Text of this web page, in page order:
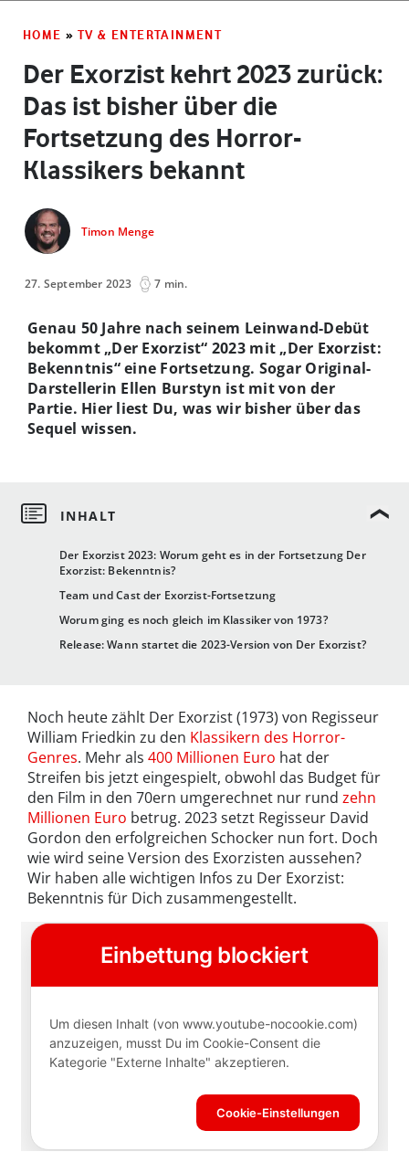
HOME » TV & ENTERTAINMENT
Der Exorzist kehrt 2023 zurück:
Das ist bisher über die
Fortsetzung des Horror-
Klassikers bekannt
Timon Menge
27. September 2023 7 min.
Der Exorzist 2023: Worum geht es in der Fortsetzung Der
Exorzist: Bekenntnis?
Team und Cast der Exorzist-Fortsetzung
Worum ging es noch gleich im Klassiker von 1973?
Release: Wann startet die 2023-Version von Der Exorzist?
Genau 50 Jahre nach seinem Leinwand-Debüt
bekommt „Der Exorzist“ 2023 mit „Der Exorzist:
Bekenntnis“ eine Fortsetzung. Sogar Original-
Darstellerin Ellen Burstyn ist mit von der
Partie. Hier liest Du, was wir bisher über das
Sequel wissen.
Noch heute zählt Der Exorzist (1973) von Regisseur
William Friedkin zu den Klassikern des Horror-
Genres. Mehr als 400 Millionen Euro hat der
Streifen bis jetzt eingespielt, obwohl das Budget für
den Film in den 70ern umgerechnet nur rund zehn
Millionen Euro betrug. 2023 setzt Regisseur David
Gordon den erfolgreichen Schocker nun fort. Doch
wie wird seine Version des Exorzisten aussehen?
Wir haben alle wichtigen Infos zu Der Exorzist:
Bekenntnis für Dich zusammengestellt.